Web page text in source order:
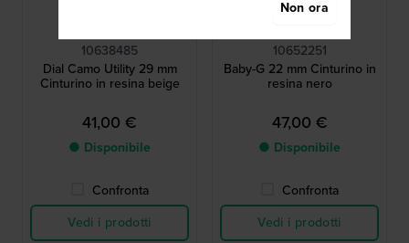
10638485
Dial Camo Utility 29 mm
Cinturino in resina beige
41,00 €
● Disponibile
Confronta
Vedi i prodotti
10652251
Baby-G 22 mm Cinturino in
resina nero
47,00 €
● Disponibile
Confronta
Vedi i prodotti
Non ora